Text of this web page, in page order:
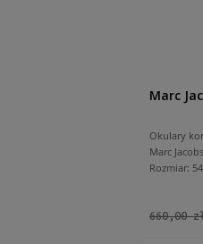
Marc
Okulary
Marc
Rozmiar:
660,00